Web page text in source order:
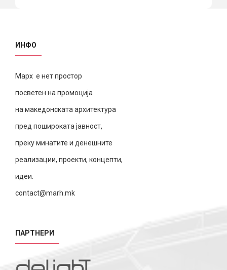
ИНФО
Марх е нет простор
посветен на промоција
на македонската архитектура
пред пошироката јавност,
преку минатите и денешните
реализации, проекти, концепти,
идеи.
contact@marh.mk
ПАРТНЕРИ